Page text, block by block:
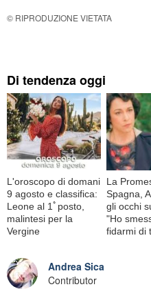
© RIPRODUZIONE VIETATA
Di tendenza oggi
L'oroscopo di domani
9 agosto e classifica:
Leone al 1ﾟposto,
malintesi per la
Vergine
La
Spagna,
gli occhi
"Ho
fidarmi di
Andrea Sica
Contributor